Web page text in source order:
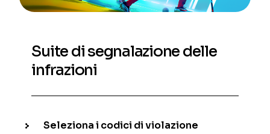
Suite di segnalazione delle
infrazioni
Seleziona i codici di violazione